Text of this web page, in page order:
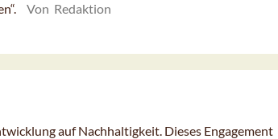
Von Redaktion
auf Nachhaltigkeit. Dieses Engagement